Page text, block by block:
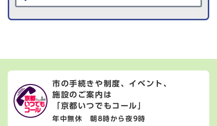
市の手続きや制度、イベント、
施設のご案内は
「京都いつでもコール」
年中無休 朝8時から夜9時